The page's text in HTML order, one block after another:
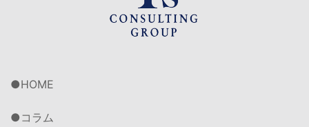
HOME
コラム